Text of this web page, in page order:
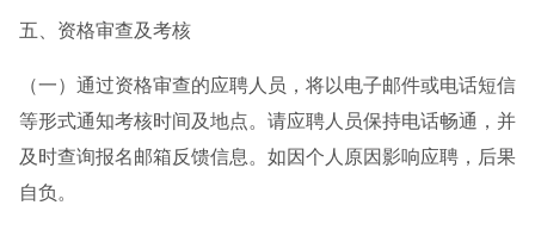
五、资格审查及考核
（一）通过资格审查的应聘人员，将以电子邮件或电话短信
等形式通知考核时间及地点。请应聘人员保持电话畅通，并
及时查询报名邮箱反馈信息。如因个人原因影响应聘，后果
自负。